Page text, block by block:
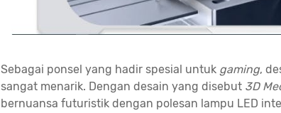
Sebagai ponsel yang hadir spesial untuk gaming,
sangat menarik. Dengan desain yang disebut 3D
bernuansa futuristik dengan polesan lampu LED